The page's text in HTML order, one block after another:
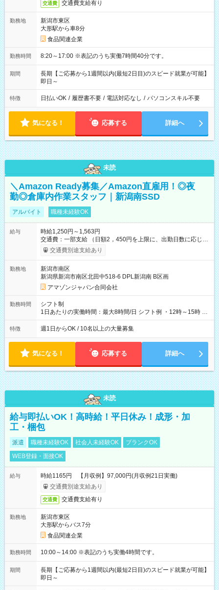
交通費 交通費支給有り
勤務地
新潟市東区
大形駅から車8分
食品関連企業
勤務時間 8:20～17:00 ※表記のうち実働7時間40分です。
期間
長期【ご応募から1週間以内(最短2日目)のスピード就業が可能】
即日～
特徴 日払いOK / 履歴書不要 / 電話対応なし / パソコンスキル不要
気になる！ 応募する 詳細へ
未読
＼Amazon Ready募集／Amazon直雇用！◎夜
勤◎倉庫内作業スタッフ｜新潟南SSD
アルバイト 職種未経験OK
給与
時給1,250円～1,563円
交通費：一部支給 （日額2，450円を上限に、出勤日数に応じて
実費支給） ※22:00～翌5:00までは時給25%UP！ ■給与前払い
制度あり ※前払い額の上限あり、手数料無料（Amazon負担）
交通費別途支給あり
勤務地
新潟市南区
新潟県新潟市南区北田中518-6 DPL新潟南 B区画
アマゾンジャパン合同会社
勤務時間
シフト制
1日あたりの実働時間：最大8時間/日 シフト例 ・12時～15時 入
社後、就業可能シフトをご確認の上、申請してください。
特徴 週1日からOK / 10名以上の大量募集
気になる！ 応募する 詳細へ
未読
給与即払いOK！高時給！平日休み！成形・加
工・梱包
派遣 職種未経験OK 社会人未経験OK
ブランクOK
WEB登録・面接OK
給与
時給1165円 【月収例】97,000円(月収例21日実働)
交通費別途支給あり
交通費 交通費支給有り
勤務地
新潟市東区
大形駅からバス7分
食品関連企業
勤務時間 10:00～14:00 ※表記のうち実働4時間です。
期間
長期【ご応募から1週間以内(最短2日目)のスピード就業が可能】
即日～